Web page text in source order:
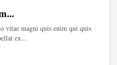
vitae magni quis enim qui quis
ex...